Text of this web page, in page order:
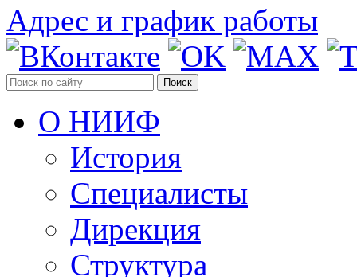
Адрес и график работы
Поиск
О НИИФ
История
Специалисты
Дирекция
Структура